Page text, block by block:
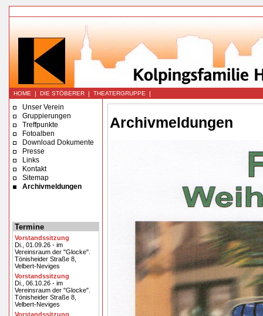
HOME | DIE STÖBERER | THEATERGRUPPE |
Unser Verein
Gruppierungen
Treffpunkte
Fotoalben
Download Dokumente
Presse
Links
Kontakt
Sitemap
Archivmeldungen
Termine
Vorstandssitzung
Di., 01.09.26 - im
Vereinsraum der "Glocke".
Tönisheider Straße 8,
Velbert-Neviges
Vorstandssitzung
Di., 06.10.26 - im
Vereinsraum der "Glocke".
Tönisheider Straße 8,
Velbert-Neviges
Vorstandssitzung
Archivmeldungen